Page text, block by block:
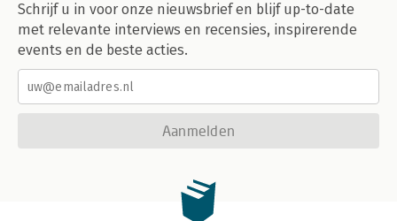
Schrijf u in voor onze nieuwsbrief en blijf up-to-date
met relevante interviews en recensies, inspirerende
events en de beste acties.
Aanmelden